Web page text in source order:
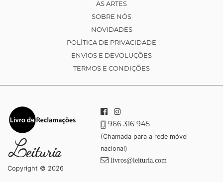
AS ARTES
SOBRE NÓS
NOVIDADES
POLÍTICA DE PRIVACIDADE
ENVIOS E DEVOLUÇÕES
TERMOS E CONDIÇÕES
Copyright © 2026
966 316 945
(Chamada para a rede móvel
nacional)
livros@leituria.com